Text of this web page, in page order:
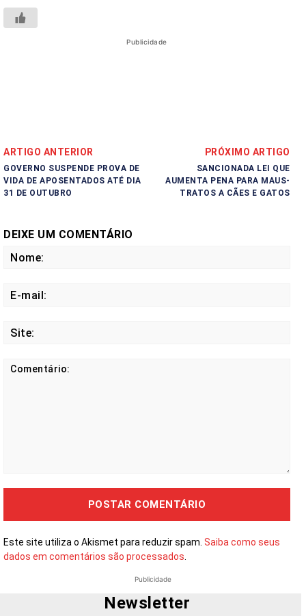
Publicidade
ARTIGO ANTERIOR
GOVERNO SUSPENDE PROVA DE
VIDA DE APOSENTADOS ATÉ DIA
31 DE OUTUBRO
PRÓXIMO ARTIGO
SANCIONADA LEI QUE
AUMENTA PENA PARA MAUS-
TRATOS A CÃES E GATOS
DEIXE UM COMENTÁRIO
Este site utiliza o Akismet para reduzir spam. Saiba como seus
dados em comentários são processados.
Publicidade
Newsletter